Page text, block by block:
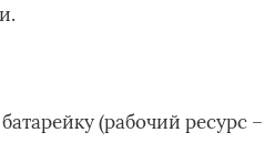
(рабочий ресурс –